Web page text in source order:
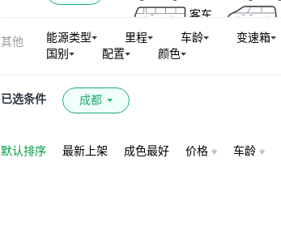
客车
其他 能源类型 里程 车龄 变速箱
国别
配置 颜色
已选条件 成都
默认排序 最新上架 成色最好 价格 车龄